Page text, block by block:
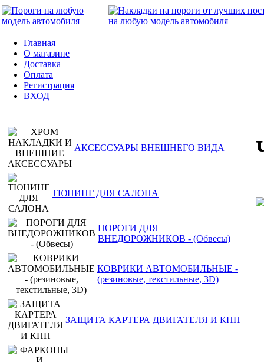
Главная
О магазине
Доставка
Оплата
Регистрация
ВХОД
АКСЕССУАРЫ ВНЕШНЕГО ВИДА
ТЮНИНГ ДЛЯ САЛОНА
ПОРОГИ ДЛЯ
ВНЕДОРОЖНИКОВ - (Обвесы)
КОВРИКИ АВТОМОБИЛЬНЫЕ -
(резиновые, текстильные, 3D)
ЗАЩИТА КАРТЕРА ДВИГАТЕЛЯ И КПП